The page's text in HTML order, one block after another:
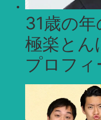
31歳の年
極楽とん
プロフィ